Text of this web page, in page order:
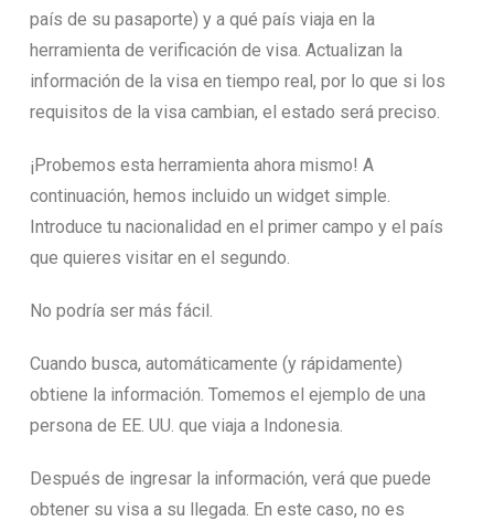
país de su pasaporte) y a qué país viaja en la
herramienta de verificación de visa. Actualizan la
información de la visa en tiempo real, por lo que si los
requisitos de la visa cambian, el estado será preciso.
¡Probemos esta herramienta ahora mismo! A
continuación, hemos incluido un widget simple.
Introduce tu nacionalidad en el primer campo y el país
que quieres visitar en el segundo.
No podría ser más fácil.
Cuando busca, automáticamente (y rápidamente)
obtiene la información. Tomemos el ejemplo de una
persona de EE. UU. que viaja a Indonesia.
Después de ingresar la información, verá que puede
obtener su visa a su llegada. En este caso, no es